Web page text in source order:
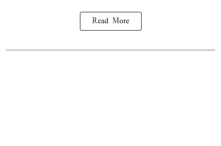
Read More